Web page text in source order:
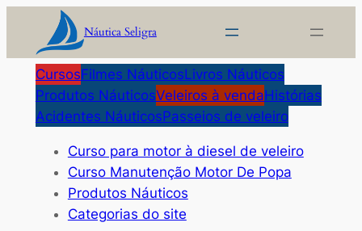
o
conteúdo
Náutica Seligra
CursosFilmes NáuticosLivros Náuticos
Produtos NáuticosVeleiros à vendaHistórias
Acidentes NáuticosPasseios de veleiro
Curso para motor à diesel de veleiro
Curso Manutenção Motor De Popa
Produtos Náuticos
Categorias do site